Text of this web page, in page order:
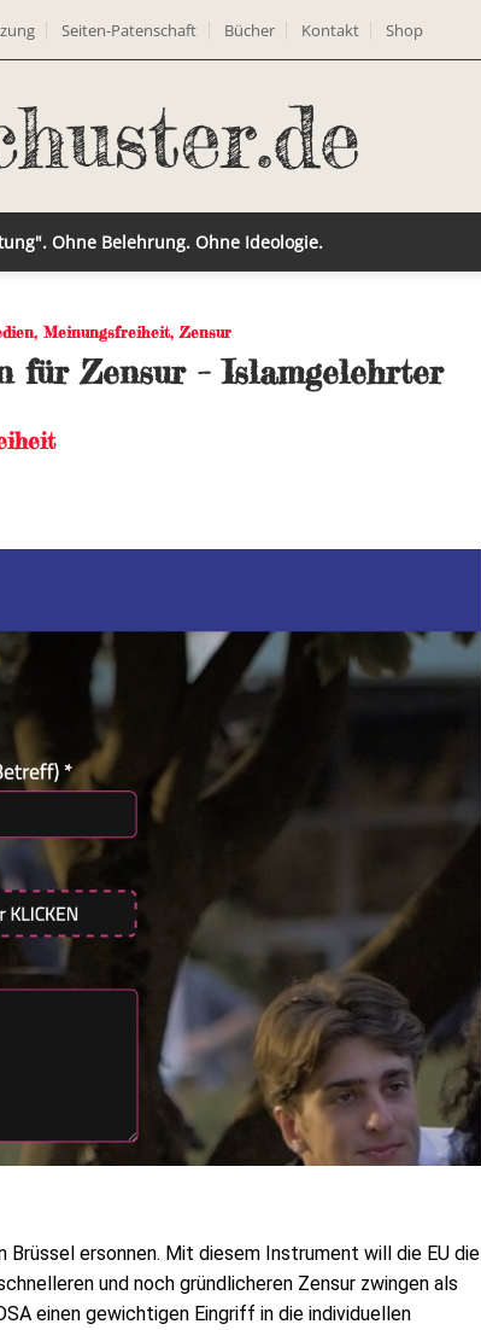
Seiten-Patenschaft Bücher Kontakt Shop
Ohne Belehrung. Ohne Ideologie.
, Meinungsfreiheit, Zensur
für Zensur – Islamgelehrter
Brüssel ersonnen. Mit diesem Instrument will die EU die
und noch gründlicheren Zensur zwingen als
einen gewichtigen Eingriff in die individuellen